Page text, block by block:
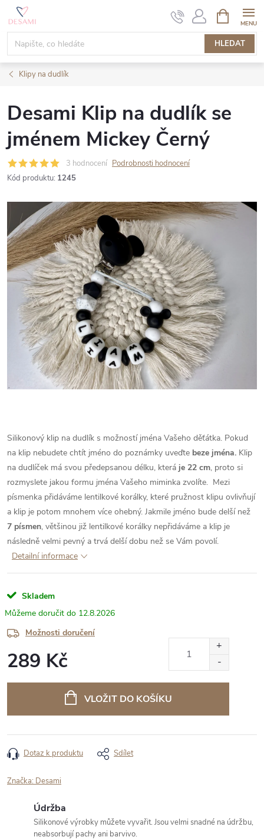
Přejít
obsah
HLEDAT
NÁKUPNÍ
KOŠÍK
Klipy na dudlík
Desami Klip na dudlík se
jménem Mickey Černý
3 hodnocení Podrobnosti hodnocení
Kód produktu: 1245
Silikonový klip na dudlík s možností jména Vašeho děťátka. Pokud
na klip nebudete chtít jméno do poznámky uveďte beze jména. Klip
na dudlíček má svou předepsanou délku, která je 22 cm, proto si
rozmyslete jakou formu jména Vašeho miminka zvolíte. Mezi
písmenka přidáváme lentilkové korálky, které pružnost klipu ovlivňují
a klip je potom mnohem více ohebný. Jakmile jméno bude delší než
7 písmen, většinou již lentilkové korálky nepřidáváme a klip je
následně velmi pevný a trvá delší dobu než se Vám povolí.
Detailní informace
Skladem
12.8.2026
Možnosti doručení
289 Kč
VLOŽIT DO KOŠÍKU
Dotaz k produktu Sdílet
Značka: Desami
Údržba
Silikonové výrobky můžete vyvařit. Jsou velmi snadné na údržbu,
neabsorbují pachy ani barvivo.